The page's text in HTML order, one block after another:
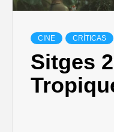
CINE CRÍTICAS
Sitges